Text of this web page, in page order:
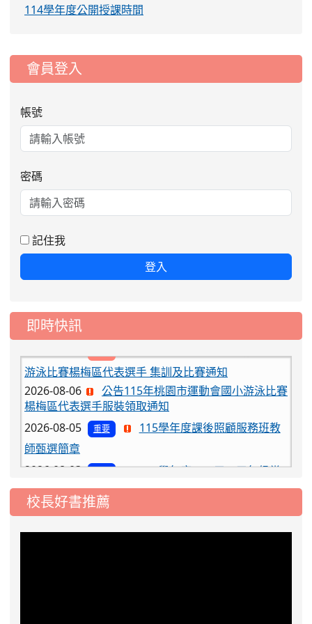
114學年度公開授課時間
::: 會員登入
帳號
密碼
記住我
登入
即時快訊
2026-08-06
公告115年桃園市運動會國小游泳比賽
楊梅區代表選手服裝領取通知
2026-08-05
重要
115學年度課後照顧服務班教
師甄選簡章
2026-08-03
態編班結果公告
2026-07-31
公告
學校對面建案申請8月份「施
工車輛臨停」一案，請各位用路人留意
2026-07-17
公告
公告-115年桃園市運動會國小
校長好書推薦